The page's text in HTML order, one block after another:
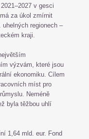
v gesci
za úkol zmírnit
regionech –
kraji.
výzvám, které jsou
ekonomiku. Cílem
míst pro
Neméně
byla těžbou uhlí
1,64 mld. eur. Fond